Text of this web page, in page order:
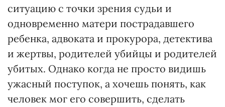
ситуацию с точки зрения судьи и
одновременно матери пострадавшего
ребенка, адвоката и прокурора, детектива
и жертвы, родителей убийцы и родителей
убитых. Однако когда не просто видишь
ужасный поступок, а хочешь понять, как
человек мог его совершить, сделать